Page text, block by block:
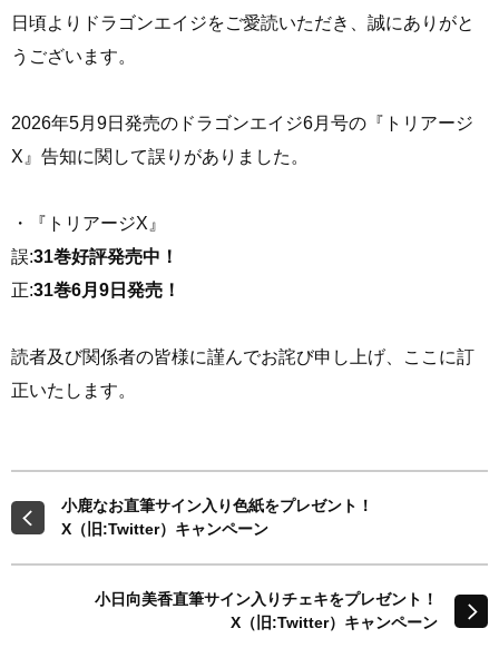
ア
ア
日頃よりドラゴンエイジをご愛読いただき、誠にありがと
うございます。
2026年5月9日発売のドラゴンエイジ6月号の『トリアージ
X』告知に関して誤りがありました。
・『トリアージX』
誤:31巻好評発売中！
正:31巻6月9日発売！
読者及び関係者の皆様に謹んでお詫び申し上げ、ここに訂
正いたします。
小鹿なお直筆サイン入り色紙をプレゼント！
X（旧:Twitter）キャンペーン
小日向美香直筆サイン入りチェキをプレゼント！
X（旧:Twitter）キャンペーン